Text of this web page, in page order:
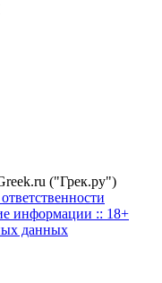
("Грек.ру")
информации :: 18+
данных